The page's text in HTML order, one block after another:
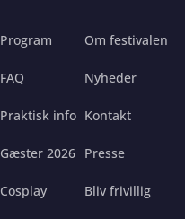
Program
FAQ
Praktisk info
Gæster 2026
Cosplay
Om festivalen
Nyheder
Kontakt
Presse
Bliv frivillig